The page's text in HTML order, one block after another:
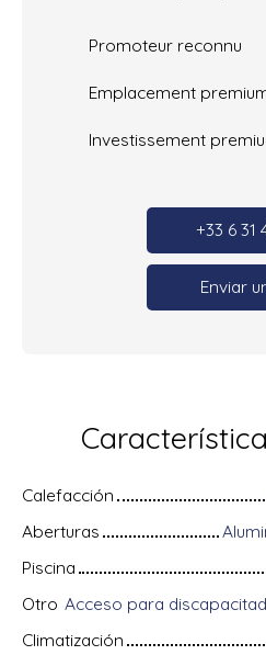
Promoteur reconnu
Emplacement
Investissement
+33 6 31
Enviar
Calefacción
Aberturas
Piscina
Otro
Climatización